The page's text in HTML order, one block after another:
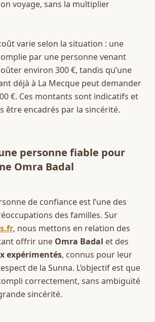
voyage, sans la multiplier
varie selon la situation : une
par une personne venant
environ 300 €, tandis qu’une
déjà à La Mecque peut demander
€. Ces montants sont indicatifs et
être encadrés par la sincérité.
personne fiable pour
Omra Badal
de confiance est l’une des
, nous mettons en relation des
offrir une Omra Badal
expérimentés, connus pour leur
de la Sunna. L’objectif est que
correctement, sans ambiguïté
sincérité.